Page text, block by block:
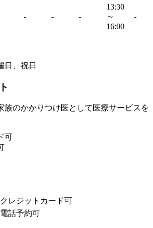
- - -
13:30
～
16:00
-
日、祝日
族のかかりつけ医として医療サービスを
クレジットカード可
電話予約可